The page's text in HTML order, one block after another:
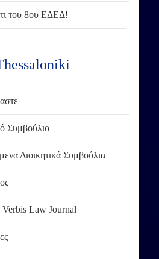
του 8ου ΕΔΕΔ!
Συμβούλιο
Διοικητικά Συμβούλια
Verbis Law Journal